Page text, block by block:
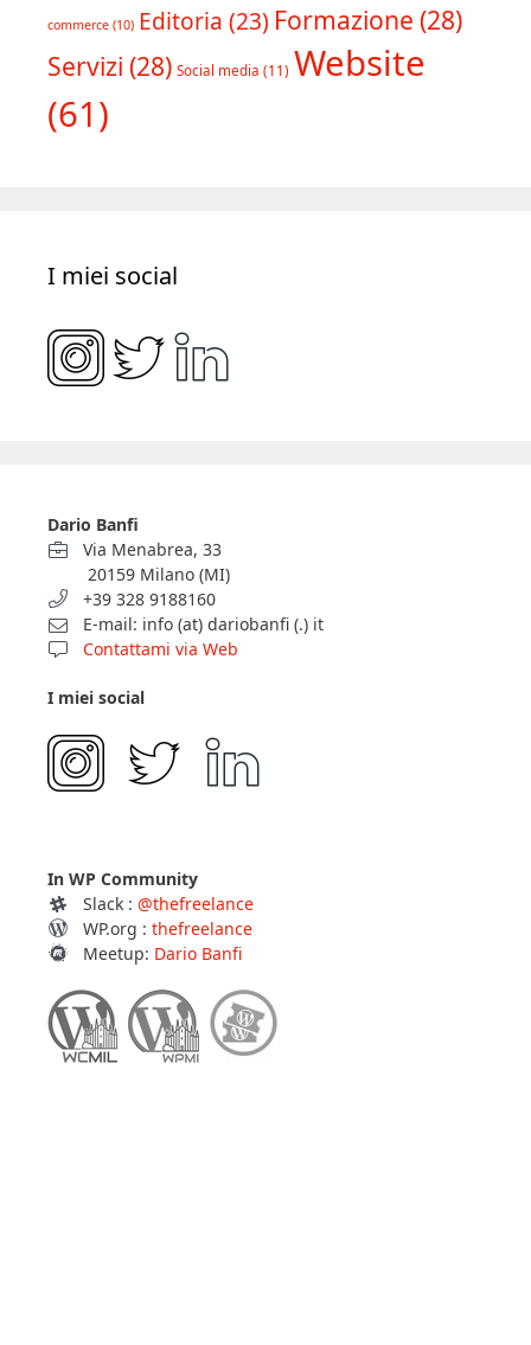
commerce (10) Editoria (23) Formazione (28)
Servizi (28) Social media (11) Website
(61)
I miei social
Dario Banfi
Via Menabrea, 33
20159 Milano (MI)
+39 328 9188160
E-mail: info (at) dariobanfi (.) it
Contattami via Web
I miei social
In WP Community
Slack : @thefreelance
WP.org : thefreelance
Meetup: Dario Banfi